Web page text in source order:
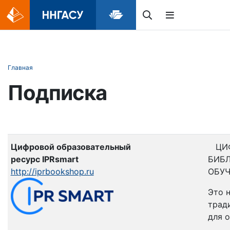
Главная
Подписка
Цифровой образовательный
ресурс IPRsmart
http://iprbookshop.ru
Это
для